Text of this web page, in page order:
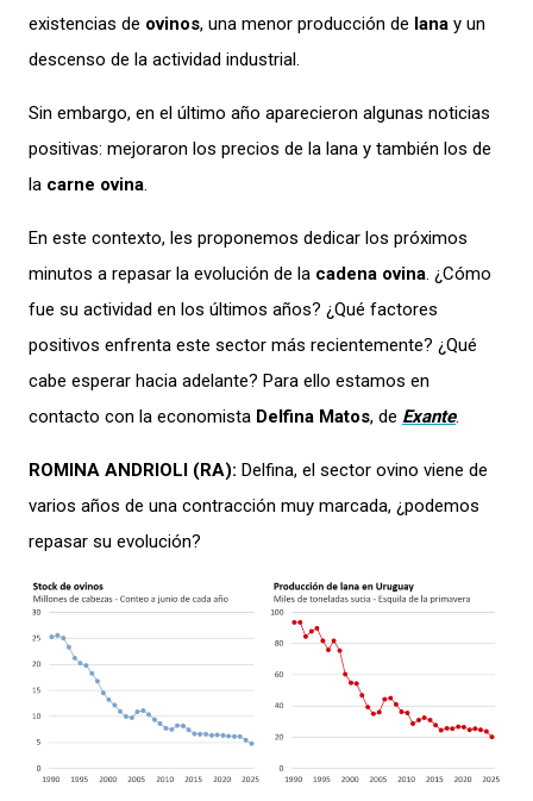
existencias de ovinos, una menor producción de lana y un
descenso de la actividad industrial.
Sin embargo, en el último año aparecieron algunas noticias
positivas: mejoraron los precios de la lana y también los de
la carne ovina.
En este contexto, les proponemos dedicar los próximos
minutos a repasar la evolución de la cadena ovina. ¿Cómo
fue su actividad en los últimos años? ¿Qué factores
positivos enfrenta este sector más recientemente? ¿Qué
cabe esperar hacia adelante? Para ello estamos en
contacto con la economista Delfina Matos, de Exante.
ROMINA ANDRIOLI (RA): Delfina, el sector ovino viene de
varios años de una contracción muy marcada, ¿podemos
repasar su evolución?